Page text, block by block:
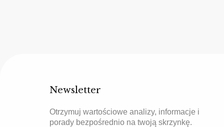
Newsletter
Otrzymuj wartościowe analizy, informacje i
porady bezpośrednio na twoją skrzynkę.